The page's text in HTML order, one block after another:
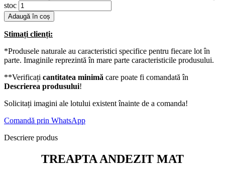
stoc
Adaugă în coș
Stimați clienți:
*Produsele naturale au caracteristici specifice pentru fiecare lot în
parte. Imaginile reprezintă în mare parte caracteristicile produsului.
**Verificați cantitatea minimă care poate fi comandată în
Descrierea produsului!
Solicitați imagini ale lotului existent înainte de a comanda!
Comandă prin WhatsApp
Descriere produs
TREAPTA ANDEZIT MAT